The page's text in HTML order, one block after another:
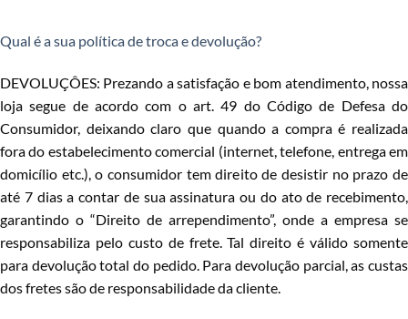
Qual é a sua política de troca e devolução?
DEVOLUÇÔES: Prezando a satisfação e bom atendimento, nossa
loja segue de acordo com o art. 49 do Código de Defesa do
Consumidor, deixando claro que quando a compra é realizada
fora do estabelecimento comercial (internet, telefone, entrega em
domicílio etc.), o consumidor tem direito de desistir no prazo de
até 7 dias a contar de sua assinatura ou do ato de recebimento,
garantindo o “Direito de arrependimento”, onde a empresa se
responsabiliza pelo custo de frete. Tal direito é válido somente
para devolução total do pedido. Para devolução parcial, as custas
dos fretes são de responsabilidade da cliente.